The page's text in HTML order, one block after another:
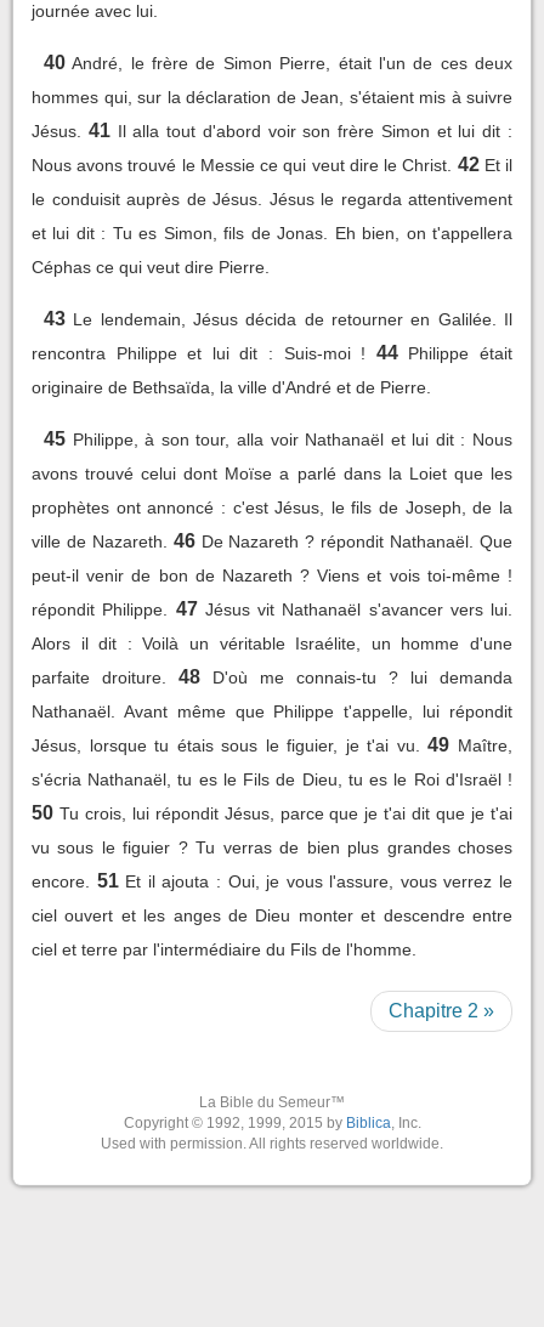
journée avec lui.
40 André, le frère de Simon Pierre, était l'un de ces deux
hommes qui, sur la déclaration de Jean, s'étaient mis à suivre
Jésus.
41 Il alla tout d'abord voir son frère Simon et lui dit :
Nous avons trouvé le Messie ce qui veut dire le Christ. 42 Et il
le conduisit auprès de Jésus. Jésus le regarda attentivement
et lui dit : Tu es Simon, fils de Jonas. Eh bien, on t'appellera
Céphas ce qui veut dire Pierre.
43 Le lendemain, Jésus décida de retourner en Galilée. Il
rencontra Philippe et lui dit : Suis-moi !
44 Philippe était
originaire de Bethsaïda, la ville d'André et de Pierre.
45 Philippe, à son tour, alla voir Nathanaël et lui dit : Nous
avons trouvé celui dont Moïse a parlé dans la Loiet que les
prophètes ont annoncé : c'est Jésus, le fils de Joseph, de la
ville de Nazareth.
46 De Nazareth ? répondit Nathanaël. Que
peut-il venir de bon de Nazareth ? Viens et vois toi-même !
répondit Philippe.
47 Jésus vit Nathanaël s'avancer vers lui.
Alors il dit : Voilà un véritable Israélite, un homme d'une
parfaite droiture.
48
D'où me connais-tu ? lui demanda
Nathanaël. Avant même que Philippe t'appelle, lui répondit
Jésus, lorsque tu étais sous le figuier, je t'ai vu.
49 Maître,
s'écria Nathanaël, tu es le Fils de Dieu, tu es le Roi d'Israël !
50 Tu crois, lui répondit Jésus, parce que je t'ai dit que je t'ai
vu sous le figuier ? Tu verras de bien plus grandes choses
encore.
51 Et il ajouta : Oui, je vous l'assure, vous verrez le
ciel ouvert et les anges de Dieu monter et descendre entre
ciel et terre par l'intermédiaire du Fils de l'homme.
Chapitre 2 »
La Bible du Semeur™
Copyright © 1992, 1999, 2015 by Biblica, Inc.
Used with permission. All rights reserved worldwide.